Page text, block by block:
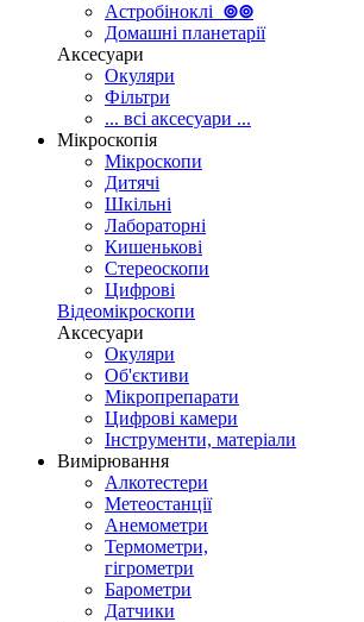
Астробіноклі ⊚⊚
Домашні планетарії
Аксесуари
Окуляри
Фільтри
... всі аксесуари ...
Мікроскопія
Мікроскопи
Дитячі
Шкільні
Лабораторні
Кишенькові
Стереоскопи
Цифрові
Відеомікроскопи
Аксесуари
Окуляри
Об'єктиви
Мікропрепарати
Цифрові камери
Інструменти, матеріали
Вимірювання
Алкотестери
Метеостанції
Анемометри
Термометри,
гігрометри
Барометри
Датчики